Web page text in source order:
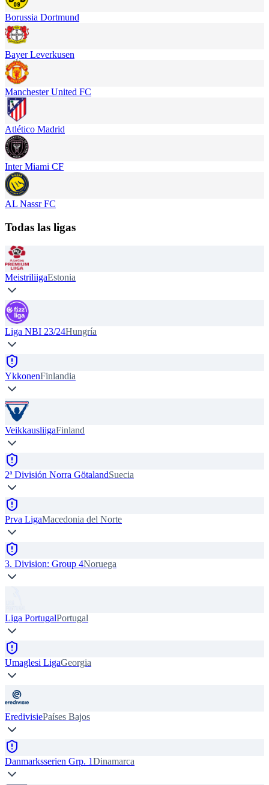
Borussia Dortmund
Bayer Leverkusen
Manchester United FC
Atlético Madrid
Inter Miami CF
AL Nassr FC
Todas las ligas
MeistriliigaEstonia
Liga NBI 23/24Hungría
YkkonenFinlandia
VeikkausliigaFinland
2ª División Norra GötalandSuecia
Prva LigaMacedonia del Norte
3. Division: Group 4Noruega
Liga PortugalPortugal
Umaglesi LigaGeorgia
EredivisiePaíses Bajos
Danmarksserien Grp. 1Dinamarca